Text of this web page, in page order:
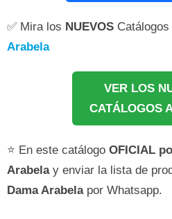
✅ Mira los NUEVOS
Arabela
VER LOS
CATÁLOGOS
⭐ En este catálogo OFICIAL
Arabelay enviar la lista de
Dama Arabelapor Whatsapp.